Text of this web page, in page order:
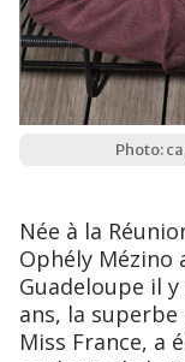
Photo:
Née à la
Ophély Mézino
Guadeloupe il
ans, la
Miss France, a